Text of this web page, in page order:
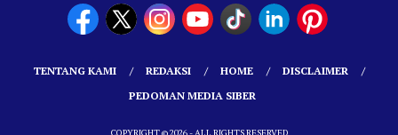
TENTANG KAMI REDAKSI HOME
DISCLAIMER
PEDOMAN MEDIA SIBER
COPYRIGHT © 2026 - ALL RIGHTS RESERVED